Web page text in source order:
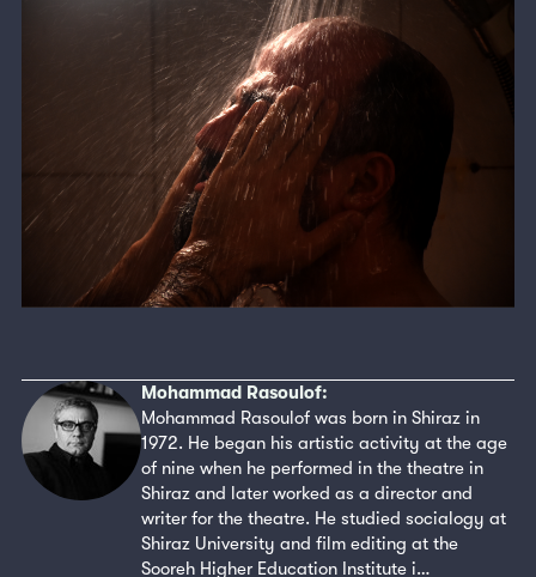
Mohammad Rasoulof:
Mohammad Rasoulof was born in Shiraz in
1972. He began his artistic activity at the age
of nine when he performed in the theatre in
Shiraz and later worked as a director and
writer for the theatre. He studied socialogy at
Shiraz University and film editing at the
Sooreh Higher Education Institute i…